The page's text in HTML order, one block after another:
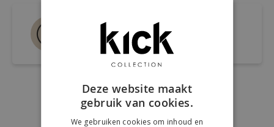
Bel ons 0180-660999
Spreek een medewerker
Deze website maakt
gebruik van cookies.
We gebruiken cookies om inhoud en